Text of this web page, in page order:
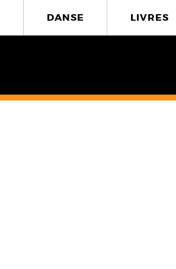
DANSE LIVRES